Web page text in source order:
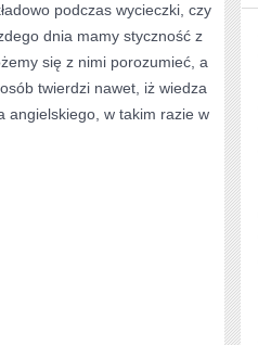
podczas wycieczki, czy
dnia mamy styczność z
się z nimi porozumieć, a
twierdzi nawet, iż wiedza
angielskiego, w takim razie w